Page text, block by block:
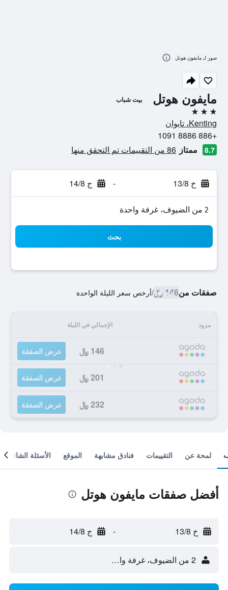
مايفون هوتل بيت شباب
3 نجوم
Kenting، تايوان
+886 8886 1091
8.7 ممتاز 86 من التقييمات تم التحقق منها
خ 13/8 - ج 14/8
2 من الضيوف، غرفة واحدة
بحث
صفقات من146 ﷼ /أرخص سعر الليلة الواحدة
مزود الإجمالي في الليلة
146 ﷼ عرض الصفقة
201 ﷼ عرض الصفقة
232 ﷼ عرض الصفقة
صور لـ مايفون هوتل
لمحة عن التقييمات فنادق مشابهة الموقع الأسئلة الشائعة
أفضل صفقات مايفون هوتل
خ 13/8 - ج 14/8
2 من الضيوف، غرفة واحدة